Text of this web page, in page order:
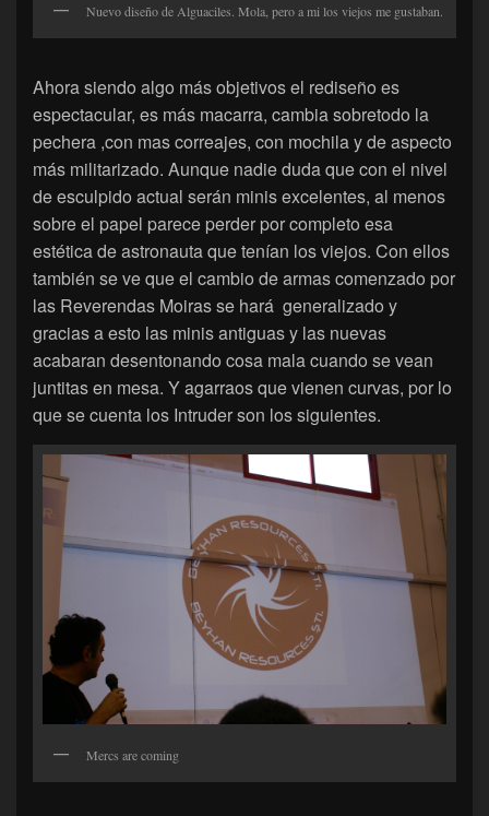
Nuevo diseño de Alguaciles. Mola, pero a mi los viejos me gustaban.
Ahora siendo algo más objetivos el rediseño es
espectacular, es más macarra, cambia sobretodo la
pechera ,con mas correajes, con mochila y de aspecto
más militarizado. Aunque nadie duda que con el nivel
de esculpido actual serán minis excelentes, al menos
sobre el papel parece perder por completo esa
estética de astronauta que tenían los viejos. Con ellos
también se ve que el cambio de armas comenzado por
las Reverendas Moiras se hará generalizado y
gracias a esto las minis antiguas y las nuevas
acabaran desentonando cosa mala cuando se vean
juntitas en mesa. Y agarraos que vienen curvas, por lo
que se cuenta los Intruder son los siguientes.
Mercs are coming